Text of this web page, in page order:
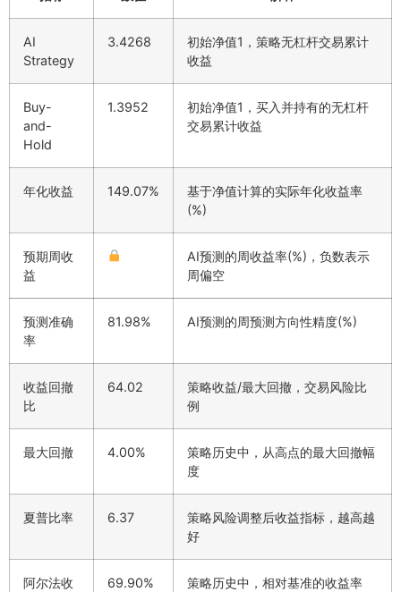
AI
Strategy
3.4268
初始净值1，策略无杠杆交易累计
收益
Buy-
and-
Hold
1.3952
初始净值1，买入并持有的无杠杆
交易累计收益
年化收益 149.07%
基于净值计算的实际年化收益率
(%)
预期周收
益
AI预测的周收益率(%)，负数表示
周偏空
预测准确
率
81.98% AI预测的周预测方向性精度(%)
收益回撤
比
64.02
策略收益/最大回撤，交易风险比
例
最大回撤 4.00%
策略历史中，从高点的最大回撤幅
度
夏普比率 6.37
策略风险调整后收益指标，越高越
好
阿尔法收
69.90% 策略历史中，相对基准的收益率